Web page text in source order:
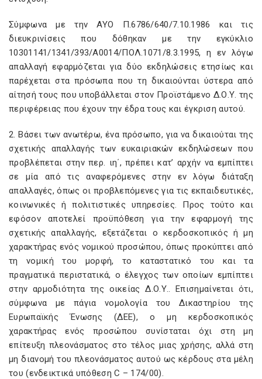
Σύμφωνα με την ΑΥΟ Π.6786/640/7.10.1986 και τις
διευκρινίσεις που δόθηκαν με την εγκύκλιο
10301141/1341/393/Α0014/ΠΟΛ.1071/8.3.1995, η εν λόγω
απαλλαγή εφαρμόζεται για δύο εκδηλώσεις ετησίως και
παρέχεται στα πρόσωπα που τη δικαιούνται ύστερα από
αίτησή τους που υποβάλλεται στον Προϊστάμενο Δ.Ο.Υ. της
περιφέρειας που έχουν την έδρα τους και έγκριση αυτού.
2. Βάσει των ανωτέρω, ένα πρόσωπο, για να δικαιούται της
σχετικής απαλλαγής των ευκαιριακών εκδηλώσεων που
προβλέπεται στην περ. ιη΄, πρέπει κατ’ αρχήν να εμπίπτει
σε μία από τις αναφερόμενες στην εν λόγω διάταξη
απαλλαγές, όπως οι προβλεπόμενες για τις εκπαιδευτικές,
κοινωνικές ή πολιτιστικές υπηρεσίες. Προς τούτο και
εφόσον αποτελεί προϋπόθεση για την εφαρμογή της
σχετικής απαλλαγής, εξετάζεται ο κερδοσκοπικός ή μη
χαρακτήρας ενός νομικού προσώπου, όπως προκύπτει από
τη νομική του μορφή, το καταστατικό του και τα
πραγματικά περιστατικά, ο έλεγχος των οποίων εμπίπτει
στην αρμοδιότητα της οικείας Δ.Ο.Υ.. Επισημαίνεται ότι,
σύμφωνα με πάγια νομολογία του Δικαστηρίου της
Ευρωπαϊκής Ένωσης (ΔΕΕ), ο μη κερδοσκοπικός
χαρακτήρας ενός προσώπου συνίσταται όχι στη μη
επίτευξη πλεονάσματος στο τέλος μιας χρήσης, αλλά στη
μη διανομή του πλεονάσματος αυτού ως κέρδους στα μέλη
του (ενδεικτικά υπόθεση C – 174/00).